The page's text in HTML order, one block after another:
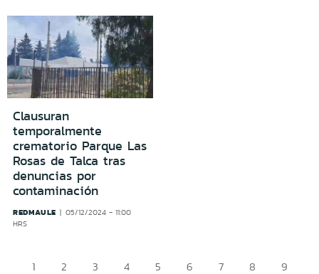
Clausuran
temporalmente
crematorio Parque Las
Rosas de Talca tras
denuncias por
contaminación
REDMAULE
05/12/2024 - 11:00
HRS
1 2 3 4 5 6 7 8 9